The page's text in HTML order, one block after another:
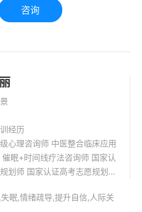
运用催眠，nlp技术，认知行为
，森田疗法，叙事疗法，完型
多年咨询经验，帮助很多来访
咨询
经历
心理咨询师 中医整合临床应用
催眠+时间线疗法咨询师 国家认
划师 国家认证高考志愿规划师
、强迫等情绪处理；失眠、压
眠,情绪疏导,提升自信,人际关